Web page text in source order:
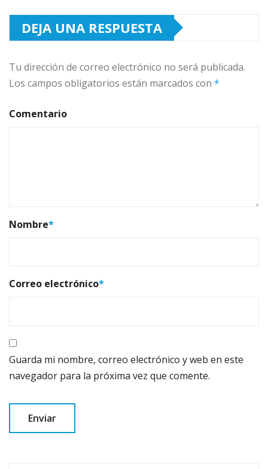
DEJA UNA RESPUESTA
Tu dirección de correo electrónico no será publicada.
Los campos obligatorios están marcados con *
Comentario
Nombre*
Correo electrónico*
Guarda mi nombre, correo electrónico y web en este
navegador para la próxima vez que comente.